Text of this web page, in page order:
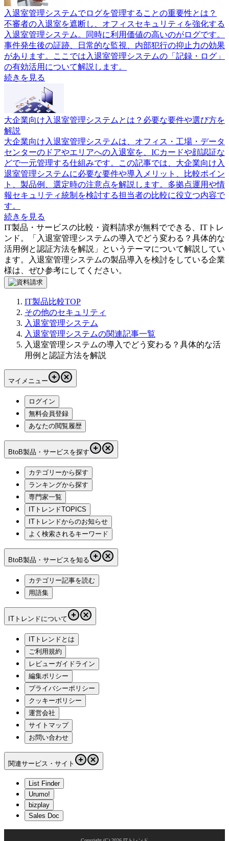
入退室管理システムでログを管理することの重要性とは？
不審者の入退室を遮断し、オフィスセキュリティを強化する
入退室管理システム。同時に利用価値の高いのがログです。
事件発生後の証跡、日常的な監視、内部犯行の抑止力の効果
があります。ここでは入退室管理システムの「記録・ログ」
の有効活用について解説します。
続きを見る
大企業向け入退室管理システムとは？必要な要件や選び方を
解説
大企業向け入退室管理システムは、オフィス・工場・データ
センターのドアやエリアへの入退室を、ICカードや顔認証な
どで一元管理する仕組みです。この記事では、大企業向け入
退室管理システムに必要な要件や導入メリット、比較ポイン
ト、製品例、選定時の注意点を解説します。多拠点運用や情
報セキュリティ統制を検討する担当者の比較に役立つ内容で
す。
続きを見る
IT製品・サービスの比較・資料請求が無料でできる、ITトレ
ンド。「 入退室管理システムの導入でどう変わる？具体的な
活用例と認証方法を解説 」というテーマについて解説してい
ます。
入退室管理システムの製品導入を検討をしている企業
様は、ぜひ参考にしてください。
IT製品比較TOP
その他のセキュリティ
入退室管理システム
入退室管理システムの関連記事一覧
入退室管理システムの導入でどう変わる？具体的な活
用例と認証方法を解説
マイメニュー
ログイン
無料会員登録
あなたの閲覧履歴
BtoB製品・サービスを探す
カテゴリーから探す
ランキングから探す
専門家一覧
ITトレンドTOPICS
ITトレンドからのお知らせ
よく検索されるキーワード
BtoB製品・サービスを知る
カテゴリー記事を読む
用語集
ITトレンドについて
ITトレンドとは
ご利用規約
レビューガイドライン
編集ポリシー
プライバシーポリシー
クッキーポリシー
運営会社
サイトマップ
お問い合わせ
関連サービス・サイト
List Finder
Urumo!
bizplay
Sales Doc